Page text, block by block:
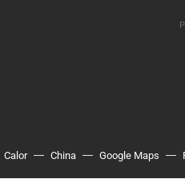
Calor China Google Maps